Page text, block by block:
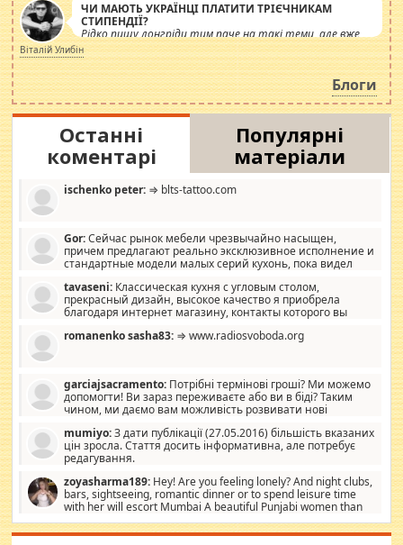
ЧИ МАЮТЬ УКРАЇНЦІ ПЛАТИТИ ТРІЄЧНИКАМ
СТИПЕНДІЇ?
Рідко пишу лонгріди тим паче на такі теми, але вже
просто дістало! Обурюють сьогоднішні інсенуації
навколо стипендіального питання. Штучно
роздувається ще одна соціальна катастрофа.
Віталій Улибін
Блоги
Останні
коментарі
Популярні
матеріали
ischenko peter: ⇒ blts-tattoo.com
Gor:Сейчас рынок мебели чрезвычайно насыщен,
причем предлагают реально эксклюзивное исполнение и
стандартные модели малых серий кухонь, пока видел
стандартные формы, в MebelOk, креативненько и что главное -
со вкусом все в порядке, без ненужных наворотов удорожающих
мебель, а это не последний фактор.
tavaseni: Классическая кухня с угловым столом,
прекрасный дизайн, высокое качество я приобрела
благодаря интернет магазину, контакты которого вы
romanenko sasha83: ⇒ www.radiosvoboda.org
garciajsacramento: Потрібні термінові гроші? Ми можемо
допомогти! Ви зараз переживаєте або ви в біді? Таким
чином, ми даємо вам можливість розвивати нові
допомагати людям, які намагаються дати їм шанс. Кожен
заслуговує на другий шанс, і, оскільки влада не зможе, вони
повинні приймати від інших. Для нас нема багато суми, і зрілість
витрат, а тільки узгоджених сум і нічого іншого. Не чекайте і не
коментуйте цей пост. Введіть суму, яку ви хочете подати, і ми
зв'яжемося з вами з усіма варіантами. зв'яжіться з нами
сьогодні на garciajsacramento@gmail.com Вам потрібні термінові
гроші? Ми можемо допомогти!
mumiyo:З дати публікації (27.05.2016) більшість вказаних
цін зросла. Стаття досить інформативна, але потребує
редагування.
zoyasharma189: Hey! Are you feeling lonely? And night clubs,
bars, sightseeing, romantic dinner or to spend leisure time
with her will escort Mumbai A beautiful Punjabi women than
sexy escort companion in arms that you guys feel like 5 star luxury
hotel had to spend the night in their search for loved solitaire free